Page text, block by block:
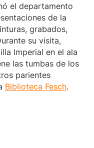
el departamento
de la
grabados,
su visita,
Imperial en el ala
las tumbas de los
parientes
Biblioteca Fesch.